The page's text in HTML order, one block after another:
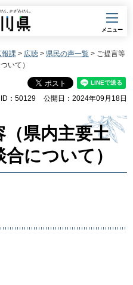
県
メニュー
報課 > 広聴 > 県民の声一覧 > ご提言等
いて）
：50129 公開日：2024年09月18日
（県内主要土
について）